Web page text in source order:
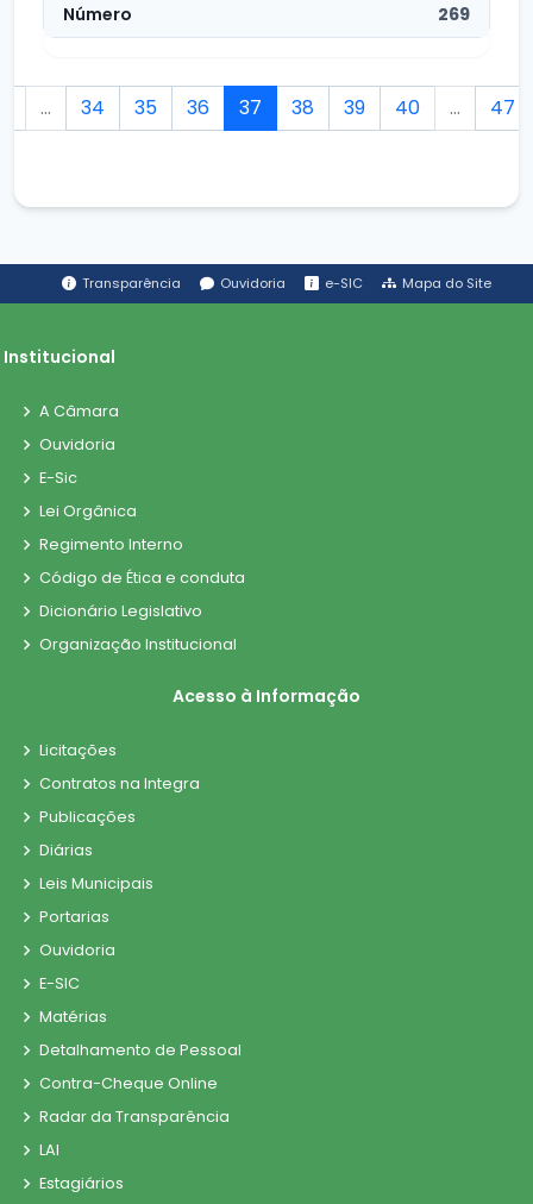
269
... 34 35 36 37 38 39 40 ... 47
Transparência Ouvidoria e-SIC Mapa do Site
Institucional
A Câmara
Ouvidoria
E-Sic
Lei Orgânica
Regimento Interno
Código de Ética e conduta
Dicionário Legislativo
Organização Institucional
Acesso à Informação
Licitações
Contratos na Integra
Publicações
Diárias
Leis Municipais
Portarias
Ouvidoria
E-SIC
Matérias
Detalhamento de Pessoal
Contra-Cheque Online
Radar da Transparência
LAI
Estagiários